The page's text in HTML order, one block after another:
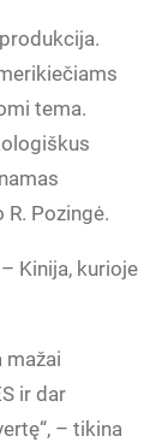
tema.
Pozingė.
Kinija, kurioje
mažai
ir dar
– tikina